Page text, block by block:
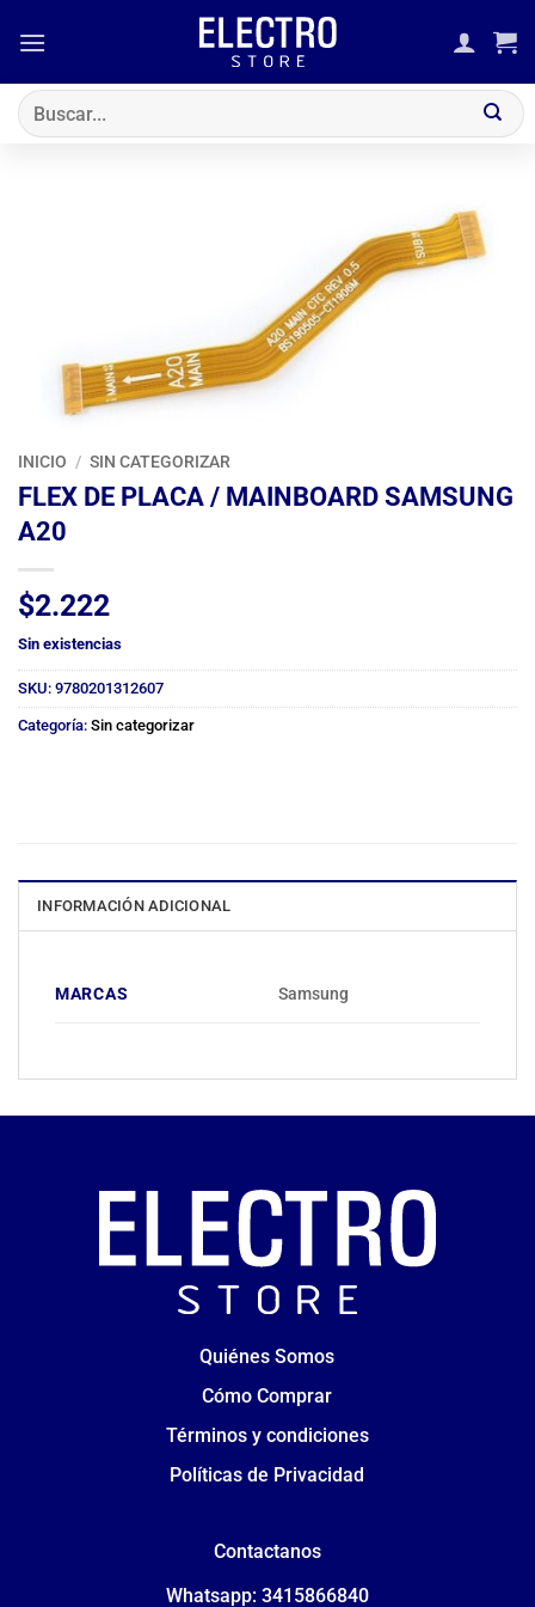
Buscar
por:
INICIO / SIN CATEGORIZAR
FLEX DE PLACA / MAINBOARD SAMSUNG
A20
$2.222
Sin existencias
SKU: 9780201312607
Categoría: Sin categorizar
INFORMACIÓN ADICIONAL
MARCAS Samsung
Quiénes Somos
Cómo Comprar
Términos y condiciones
Políticas de Privacidad
Contactanos
Whatsapp: 3415866840